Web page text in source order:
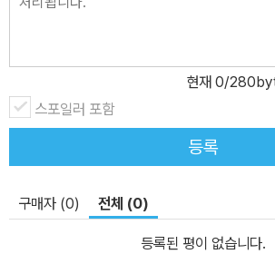
현재 0/
스포일러 포함
등록
구매자 (0) 전체 (0)
등록된 평이 없습니다.